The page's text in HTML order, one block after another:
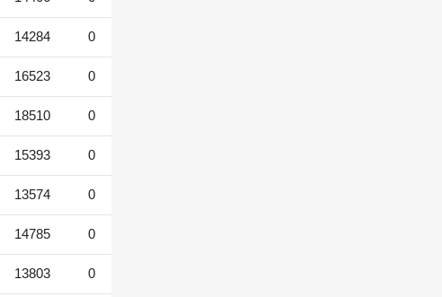
14284 0
16523 0
18510 0
15393 0
13574 0
14785 0
13803 0